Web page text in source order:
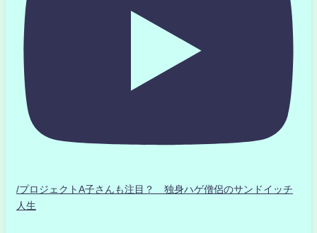
/プロジェクトA子さんも注目？ 独身ハゲ僧侶のサンドイッチ
人生